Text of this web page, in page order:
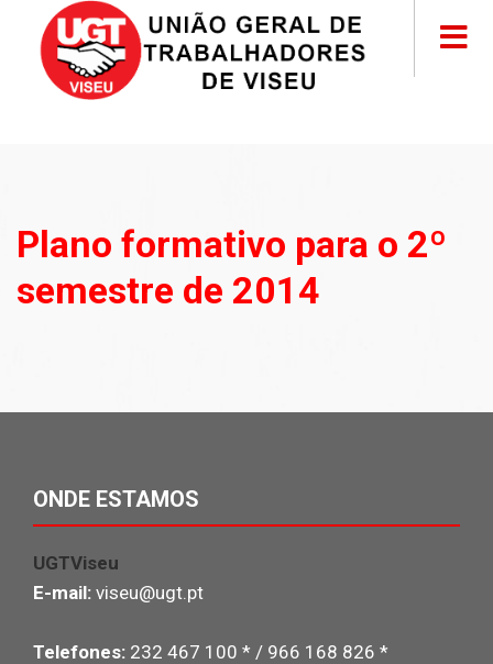
Plano formativo para o 2º
semestre de 2014
ONDE ESTAMOS
UGTViseu
E-mail: viseu@ugt.pt
Telefones: 232 467 100 * / 966 168 826 *